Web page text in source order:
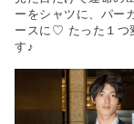
ーをシャツに、パー
ースに♡ たった１つ
す♪